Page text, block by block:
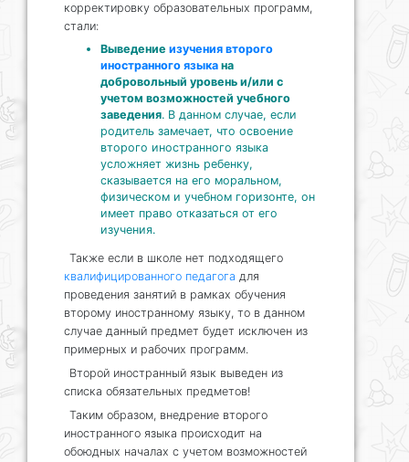
корректировку образовательных программ,
стали:
Выведение изучения второго
иностранного языка на
добровольный уровень и/или с
учетом возможностей учебного
заведения. В данном случае, если
родитель замечает, что освоение
второго иностранного языка
усложняет жизнь ребенку,
сказывается на его моральном,
физическом и учебном горизонте, он
имеет право отказаться от его
изучения.
Также если в школе нет подходящего
квалифицированного педагога для
проведения занятий в рамках обучения
второму иностранному языку, то в данном
случае данный предмет будет исключен из
примерных и рабочих программ.
Второй иностранный язык выведен из
списка обязательных предметов!
Таким образом, внедрение второго
иностранного языка происходит на
обоюдных началах с учетом возможностей